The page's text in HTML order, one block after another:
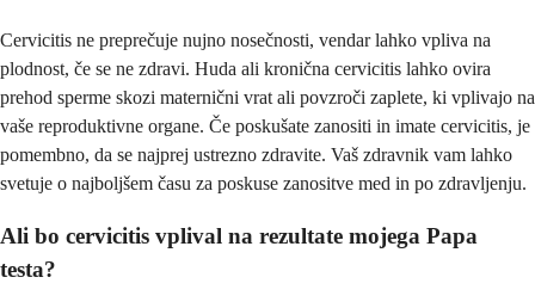
Cervicitis ne preprečuje nujno nosečnosti, vendar lahko vpliva na
plodnost, če se ne zdravi. Huda ali kronična cervicitis lahko ovira
prehod sperme skozi maternični vrat ali povzroči zaplete, ki vplivajo na
vaše reproduktivne organe. Če poskušate zanositi in imate cervicitis, je
pomembno, da se najprej ustrezno zdravite. Vaš zdravnik vam lahko
svetuje o najboljšem času za poskuse zanositve med in po zdravljenju.
Ali bo cervicitis vplival na rezultate mojega Papa
testa?